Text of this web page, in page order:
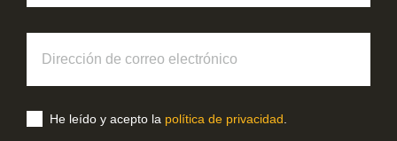
correo
electrónico
He leído y acepto la política de privacidad